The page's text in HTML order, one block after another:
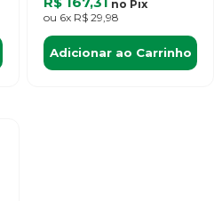
no Pix
ou 6x R$ 29,98
Adicionar ao Carrinho